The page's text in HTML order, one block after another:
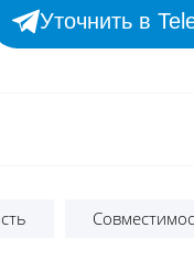
Уточнить в